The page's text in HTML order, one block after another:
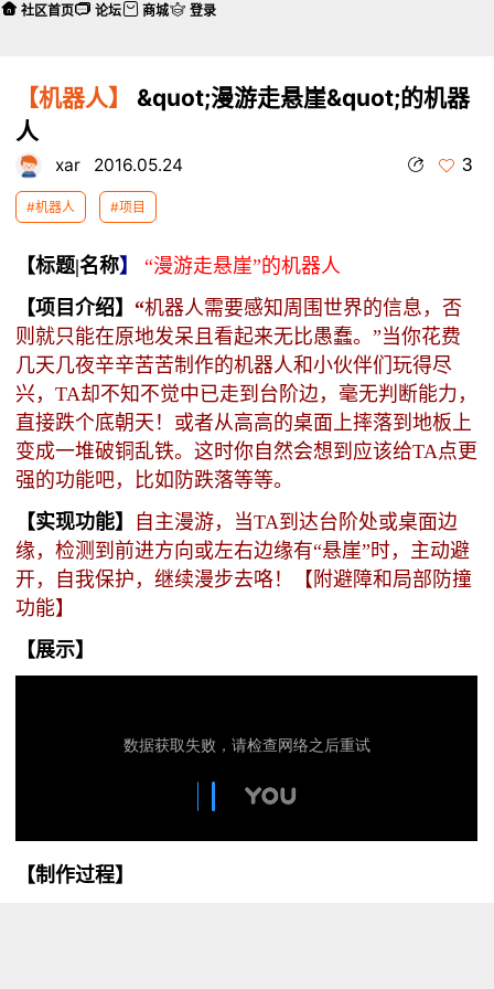
【机器人】
&quot;漫游走悬崖&quot;的机器
人
xar 2016.05.24 3
#机器人 #项目
【标题|名称】
“漫游走悬崖”的机器人
【项目介绍】 “机器人需要感知周围世界的信息，否
则就只能在原地发呆且看起来无比愚蠢。”当你花费
几天几夜辛辛苦苦制作的机器人和小伙伴们玩得尽
兴，TA却不知不觉中已走到台阶边，毫无判断能力，
直接跌个底朝天！或者从高高的桌面上摔落到地板上
变成一堆破铜乱铁。这时你自然会想到应该给TA点更
强的功能吧，比如防跌落等等。
【实现功能】
自主漫游， 当TA到达台阶处或桌面边
缘，检测到前进方向或左右边缘有“悬崖”时，主动避
开，自我保护，继续漫步去咯！【附避障和局部防撞
功能】
【展示】
【制作过程】
社区首页 论坛 商城 登录